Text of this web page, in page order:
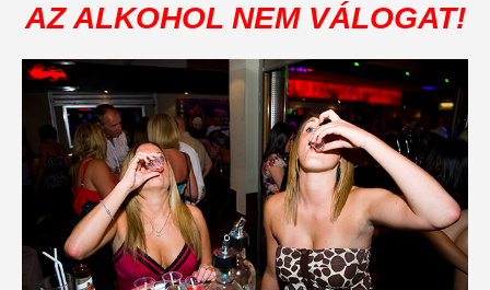
AZ ALKOHOL NEM VÁLOGAT!